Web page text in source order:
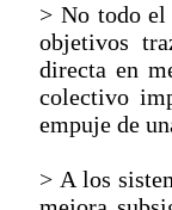
> No todo el
objetivos
directa en
colectivo
empuje de
> A los